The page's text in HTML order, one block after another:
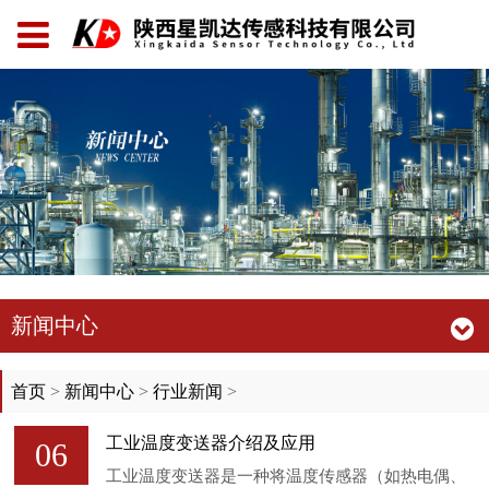
新闻中心
首页> 新闻中心> 行业新闻 >
06 工业温度变送器介绍及应用
工业温度变送器是一种将温度传感器（如热电偶、